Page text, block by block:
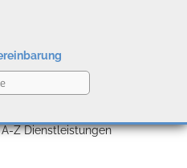
A-Z Dienstleistungen